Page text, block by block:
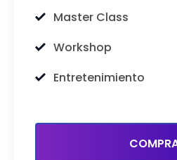
Master Class
Workshop
Entretenimiento